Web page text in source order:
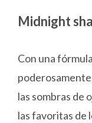
Midnight
Con una
las sombras de
las favoritas de